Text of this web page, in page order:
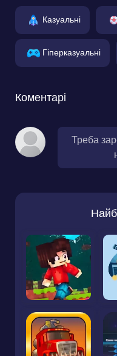
Казуальні
Гіперказуальні
Коментарі
Треба